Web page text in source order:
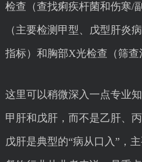
检查（查找痢疾杆菌和伤寒/
（主要检测甲型、戊型肝炎
指标）和胸部X光检查（筛查
这里可以稍微深入一点专业
甲肝和戊肝，而不是乙肝、
戊肝是典型的“病从口入”，